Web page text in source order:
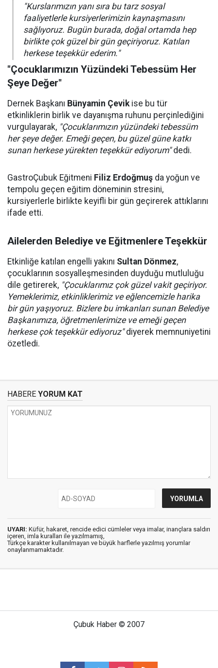
"Kurslarımızın yanı sıra bu tarz sosyal
faaliyetlerle kursiyerlerimizin kaynaşmasını
sağlıyoruz. Bugün burada, doğal ortamda hep
birlikte çok güzel bir gün geçiriyoruz. Katılan
herkese teşekkür ederim."
"Çocuklarımızın Yüzündeki Tebessüm Her
Şeye Değer"
Dernek Başkanı Bünyamin Çevikise bu tür
etkinliklerin birlik ve dayanışma ruhunu perçinlediğini
vurgulayarak, "Çocuklarımızın yüzündeki tebessüm
her şeye değer. Emeği geçen, bu güzel güne katkı
sunan herkese yürekten teşekkür ediyorum"dedi.
GastroÇubuk Eğitmeni Filiz Erdoğmuş da yoğun ve
tempolu geçen eğitim döneminin stresini,
kursiyerlerle birlikte keyifli bir gün geçirerek attıklarını
ifade etti.
Ailelerden Belediye ve Eğitmenlere Teşekkür
Etkinliğe katılan engelli yakını Sultan Dönmez,
çocuklarının sosyalleşmesinden duyduğu mutluluğu
dile getirerek, "Çocuklarımız çok güzel vakit geçiriyor.
Yemeklerimiz, etkinliklerimiz ve eğlencemizle harika
bir gün yaşıyoruz. Bizlere bu imkanları sunan Belediye
Başkanımıza, öğretmenlerimize ve emeği geçen
herkese çok teşekkür ediyoruz"diyerek memnuniyetini
özetledi.
HABERE YORUM KAT
UYARI: Küfür, hakaret, rencide edici cümleler veya imalar, inançlara saldırı
içeren, imla kuralları ile yazılmamış,
Türkçe karakter kullanılmayan ve büyük harflerle yazılmış yorumlar
onaylanmamaktadır.
Çubuk Haber © 2007